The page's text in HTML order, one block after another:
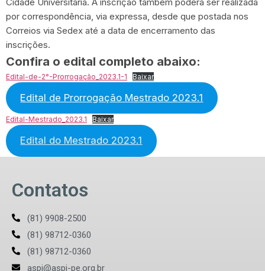
por correspondência, via expressa, desde que postada nos
Correios via Sedex até a data de encerramento das
inscrições.
Confira o edital completo abaixo:
Edital-de-2°-Prorrogação_2023.1-1 Baixar
Edital de Prorrogação Mestrado 2023.1
Edital-Mestrado_2023.1 Baixar
Edital do Mestrado 2023.1
Contatos
(81) 9908-2500
(81) 98712-0360
(81) 98712-0360
aspj@aspj-pe.org.br